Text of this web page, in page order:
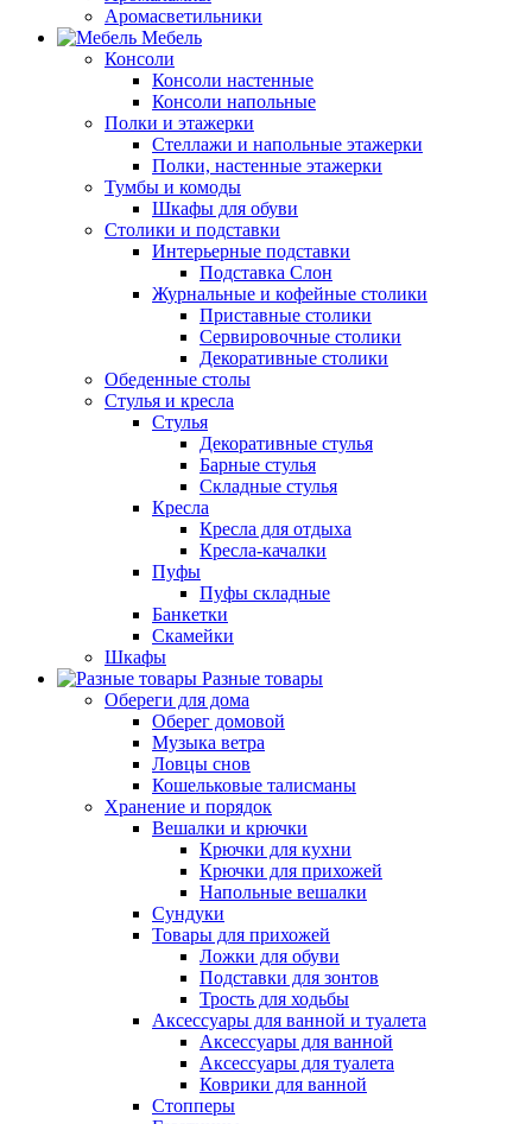
Аромасветильники
Мебель
Консоли
Консоли настенные
Консоли напольные
Полки и этажерки
Стеллажи и напольные этажерки
Полки, настенные этажерки
Тумбы и комоды
Шкафы для обуви
Столики и подставки
Интерьерные подставки
Подставка Слон
Журнальные и кофейные столики
Приставные столики
Сервировочные столики
Декоративные столики
Обеденные столы
Стулья и кресла
Стулья
Декоративные стулья
Барные стулья
Складные стулья
Кресла
Кресла для отдыха
Кресла-качалки
Пуфы
Пуфы складные
Банкетки
Скамейки
Шкафы
Разные товары
Обереги для дома
Оберег домовой
Музыка ветра
Ловцы снов
Кошельковые талисманы
Хранение и порядок
Вешалки и крючки
Крючки для кухни
Крючки для прихожей
Напольные вешалки
Сундуки
Товары для прихожей
Ложки для обуви
Подставки для зонтов
Трость для ходьбы
Аксессуары для ванной и туалета
Аксессуары для ванной
Аксессуары для туалета
Коврики для ванной
Стопперы